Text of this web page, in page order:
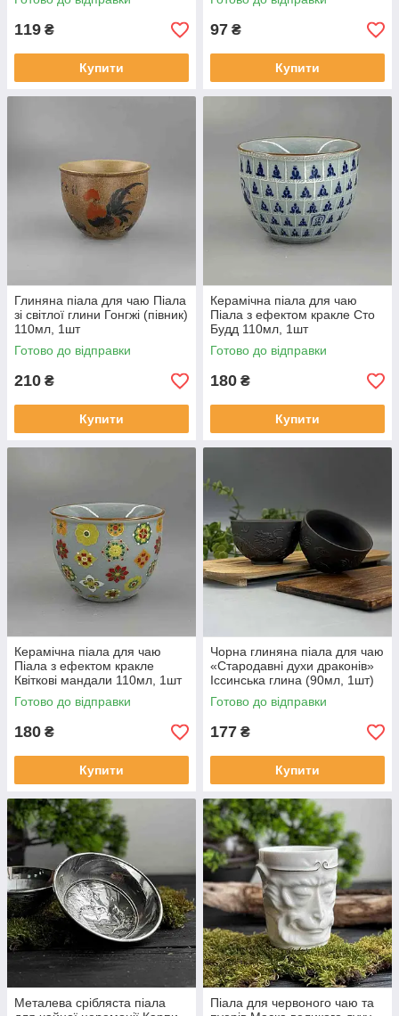
119 ₴
Купити
97 ₴
Купити
Глиняна піала для чаю Піала
зі світлої глини Гонгжі (півник)
110мл, 1шт
Готово до відправки
210 ₴
Купити
Керамічна піала для чаю
Піала з ефектом кракле Сто
Будд 110мл, 1шт
Готово до відправки
180 ₴
Купити
Керамічна піала для чаю
Піала з ефектом кракле
Квіткові мандали 110мл, 1шт
Готово до відправки
180 ₴
Купити
Чорна глиняна піала для чаю
«Стародавні духи драконів»
Іссинська глина (90мл, 1шт)
Готово до відправки
177 ₴
Купити
Металева срібляста піала
Піала для червоного чаю та